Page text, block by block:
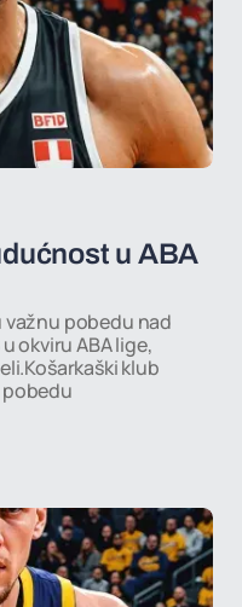
u ABA
važnu pobedu nad
okviru ABA lige,
klub